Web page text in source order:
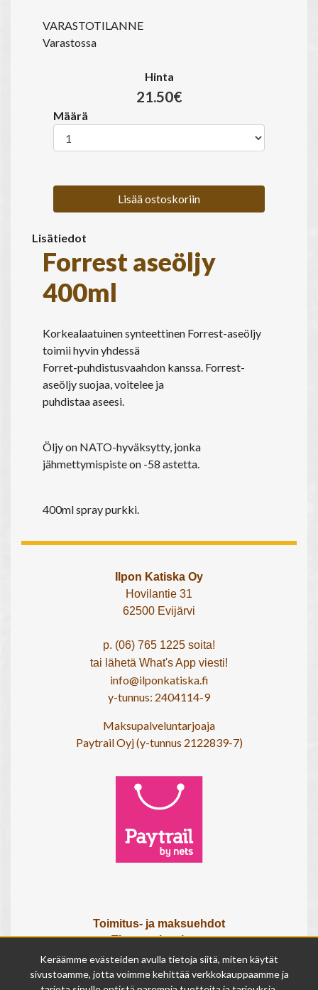
VARASTOTILANNE
Varastossa
Hinta
21.50€
Määrä
Lisää ostoskoriin
Lisätiedot
Forrest aseöljy
400ml
Korkealaatuinen synteettinen Forrest-aseöljy
toimii hyvin yhdessä
Forret-puhdistusvaahdon kanssa. Forrest-
aseöljy suojaa, voitelee ja
puhdistaa aseesi.
Öljy on NATO-hyväksytty, jonka
jähmettymispiste on -58 astetta.
400ml spray purkki.
Ilpon Katiska Oy
Hovilantie 31
62500 Evijärvi
p. (06) 765 1225 soita!
tai lähetä What's App viesti!
info@ilponkatiska.fi
y-tunnus: 2404114-9
Maksupalveluntarjoaja
Paytrail Oyj (y-tunnus 2122839-7)
Toimitus- ja maksuehdot
Tietosuojaseloste
Tietoa meistä
Osta lahjakortti
Keräämme evästeiden avulla tietoja siitä, miten käytät
sivustoamme, jotta voimme kehittää verkkokauppaamme ja